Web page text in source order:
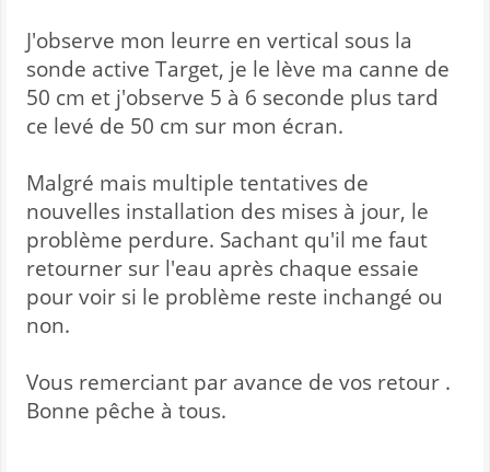
J'observe mon leurre en vertical sous la
sonde active Target, je le lève ma canne de
50 cm et j'observe 5 à 6 seconde plus tard
ce levé de 50 cm sur mon écran.
Malgré mais multiple tentatives de
nouvelles installation des mises à jour, le
problème perdure. Sachant qu'il me faut
retourner sur l'eau après chaque essaie
pour voir si le problème reste inchangé ou
non.
Vous remerciant par avance de vos retour .
Bonne pêche à tous.